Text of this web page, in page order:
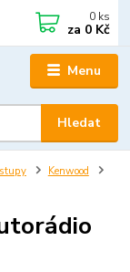
Menu
Hledat
0 ks
za 0 Kč
Kenwood